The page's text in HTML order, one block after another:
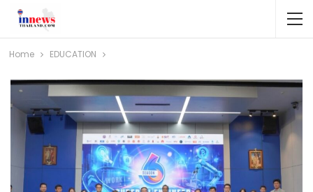
Home EDUCATION